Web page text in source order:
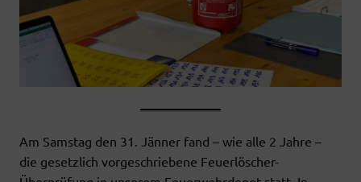
Am Samstag den 31. Jänner fand – wie alle 2 Jahre –
die gesetzlich vorgeschriebene Feuerlöscher-